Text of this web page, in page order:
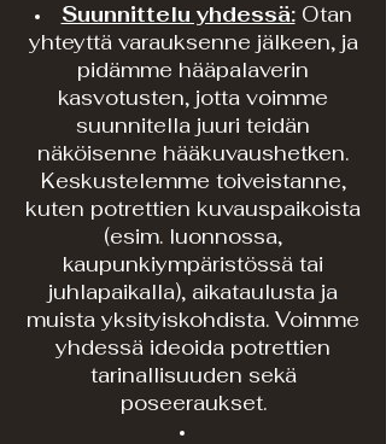
Suunnittelu yhdessä:Otan
yhteyttä varauksenne jälkeen, ja
pidämme hääpalaverin
kasvotusten, jotta voimme
suunnitella juuri teidän
näköisenne hääkuvaushetken.
Keskustelemme toiveistanne,
kuten potrettien kuvauspaikoista
(esim. luonnossa,
kaupunkiympäristössä tai
juhlapaikalla), aikataulusta ja
muista yksityiskohdista. Voimme
yhdessä ideoida potrettien
tarinallisuuden sekä
poseeraukset.